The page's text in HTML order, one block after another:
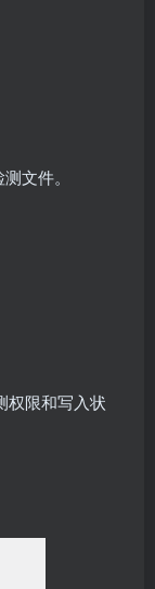
文件。
权限和写入状